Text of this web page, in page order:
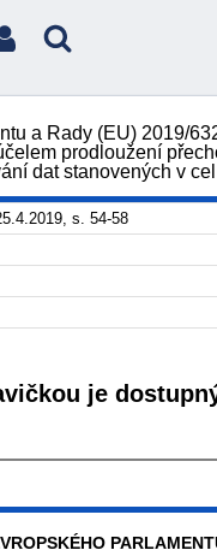
a Rady (EU) 2019/
prodloužení
dat stanovených v
s. 54-58
je